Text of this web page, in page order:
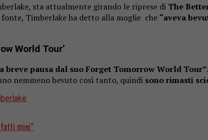
sta attualmente girando le riprese di The
fonte, Timberlake ha detto alla moglie che “aveva
World Tour’
breve pausa dal suo Forget Tomorrow World Tour”.
nemmeno bevuto così tanto, quindi sono rimasti
fatti miei”